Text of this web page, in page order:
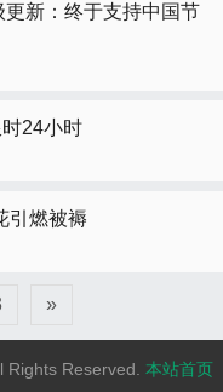
新：终于支持中国节
24小时
引燃被褥
»
Reserved. 本站首页